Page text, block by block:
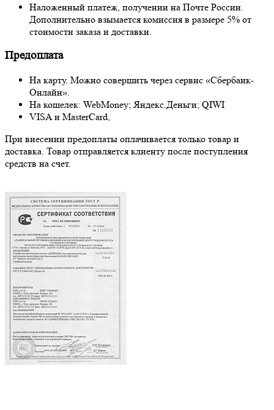
Наложенный платеж, получении на Почте России.
Дополнительно взымается комиссия в размере 5% от
стоимости заказа и доставки.
Предоплата
На карту. Можно совершить через сервис «Сбербанк-
Онлайн».
На кошелек: WebMoney; Яндекс.Деньги; QIWI
VISA и MasterCard,
При внесении предоплаты оплачивается только товар и
доставка. Товар отправляется клиенту после поступления
средств на счет.